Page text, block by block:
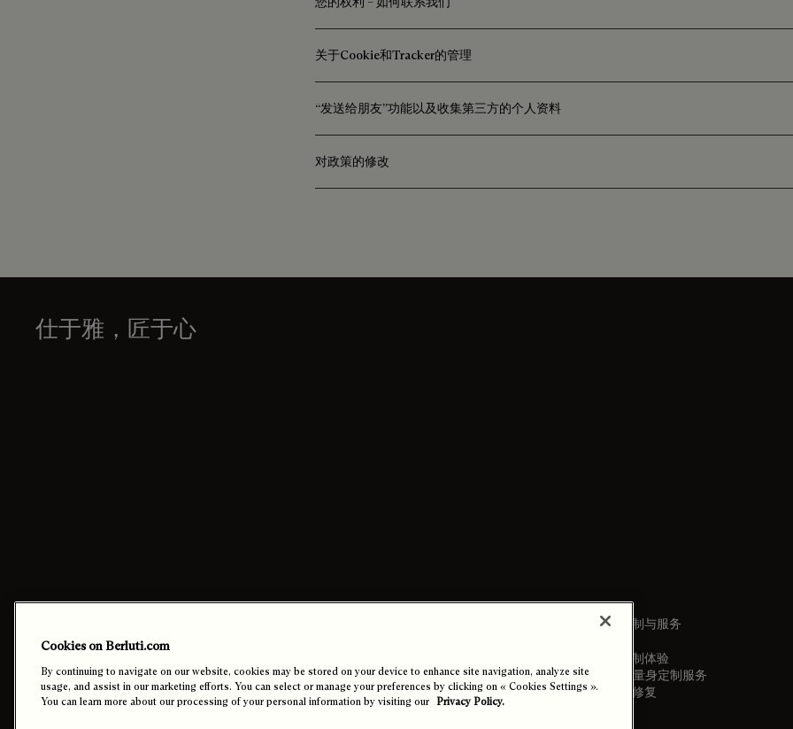
关于Cookie和Tracker的管理
“发送给朋友”功能以及收集第三方的个人资料
对政策的修改
仕于雅，匠于心
发送电子邮件给我们
门店查询
店内预约
配送
退货
設定Cookies
专属定制与服务
专属定制体验
Berluti量身定制服务
保养与修复
Cookies on Berluti.com
By continuing to navigate on our website, cookies may be stored on your device to enhance site navigation, analyze site
usage, and assist in our marketing efforts. You can select or manage your preferences by clicking on « Cookies Settings ».
You can learn more about our processing of your personal information by visiting our Privacy Policy.